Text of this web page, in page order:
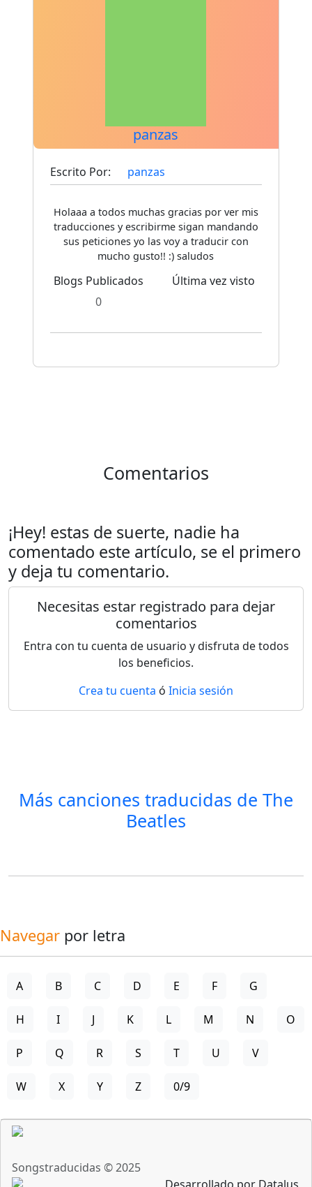
panzas
Escrito Por: panzas
Holaaa a todos muchas gracias por ver mis
traducciones y escribirme sigan mandando
sus peticiones yo las voy a traducir con
mucho gusto!! :) saludos
Blogs Publicados
0
Última vez visto
Comentarios
¡Hey! estas de suerte, nadie ha
comentado este artículo, se el primero
y deja tu comentario.
Necesitas estar registrado para dejar
comentarios
Entra con tu cuenta de usuario y disfruta de todos
los beneficios.
Crea tu cuenta ó Inicia sesión
Más canciones traducidas de The
Beatles
Navegar por letra
A B C D E F G
H I J K L M N O
P Q R S T U V
W X Y Z 0/9
Songstraducidas © 2025